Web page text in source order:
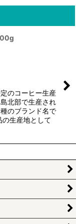
のコーヒー生産
北部で生産され
のブランド名で
生産地として